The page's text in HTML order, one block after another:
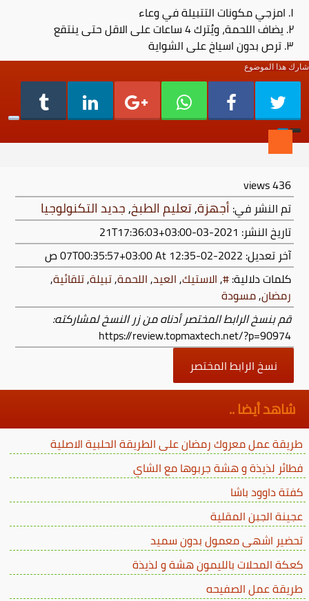
١. امزجي مكونات التتبيلة في وعاء
٢. يضاف اللحمة، ويُترك 4 ساعات على الاقل حتى ينتقع
٣. ترص بدون اسياخ على الشواية
شارك هذا الموضوع
436
views
تم النشر في: أجهزة,تعليم الطبخ,جديد التكنولوجيا
تاريخ النشر: 2021-03-21T17:36:03+03:00
آخر تعديل: 2022-02-07T00:35:57+03:00
At 12:35 ص
كلمات دلالية:#
,الاستيك,العيد,اللحمة,تبيلة,تلقائية,
رمضان,مسودة
قم بنسخ الرابط المختصر أدناه من زر النسخ لمشاركته:
https://review.topmaxtech.net/?p=90974
نسخ الرابط المختصر
شاهد أيضا ..
طريقة عمل معروك رمضان على الطريقة الحلبية الاصلية
فطائر لذيذة و هشة جربوها مع الشاي
كفتة داوود باشا
عجينة الجبن المقلية
تحضير اشهى معمول بدون سميد
كعكة المحلات بالليمون هشة و لذيذة
طريقة عمل الصفيحه